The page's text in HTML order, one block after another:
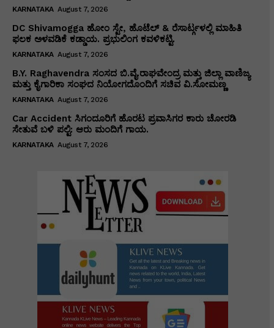
KARNATAKA August 7, 2026
DC Shivamogga ಹೋಂ ಸ್ಟೇ, ಹೊಟೆಲ್ & ರೆಸಾರ್ಟ್ಗಳಲ್ಲಿ ಮಾಹಿತಿ
ಫಲಕ ಅಳವಡಿಕೆ ಕಡ್ಡಾಯ. ಪ್ರಭುಲಿಂಗ ಕವಳಿಕಟ್ಟಿ.
KARNATAKA August 7, 2026
B.Y. Raghavendra ಸಂಸದ ಬಿ.ವೈ.ರಾಘವೇಂದ್ರ ಮತ್ತು ಜಿಲ್ಲಾ ವಾಣಿಜ್ಯ
ಮತ್ತು ಕೈಗಾರಿಕಾ ಸಂಘದ ನಿಯೋಗದೊಂದಿಗೆ ಸಚಿವ ವಿ‌.ಸೋಮಣ್ಣ
KARNATAKA August 7, 2026
Car Accident ಸಿಗಂದೂರಿಗೆ ಹೊರಟ ಪ್ರವಾಸಿಗರ ಕಾರು ಚೋರಡಿ
ಸೇತುವೆ ಬಳಿ ಪಲ್ಟಿ: ಆರು ಮಂದಿಗೆ ಗಾಯ.
KARNATAKA August 7, 2026